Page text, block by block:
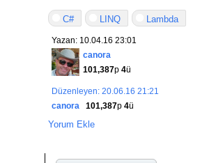
C# LINQ Lambda
Yazan: 10.04.16 23:01
canora
101,387p 4ü
Düzenleyen: 20.06.16 21:21
canora
101,387p 4ü
Yorum Ekle